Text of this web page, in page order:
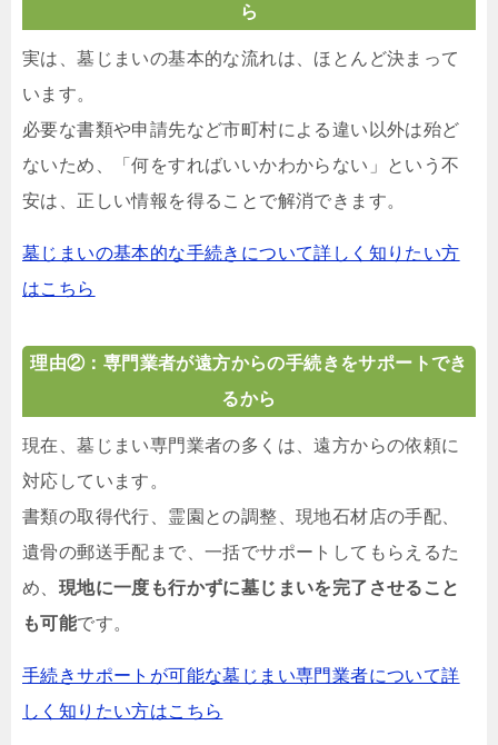
ら
実は、墓じまいの基本的な流れは、ほとんど決まって
います。
必要な書類や申請先など市町村による違い以外は殆ど
ないため、「何をすればいいかわからない」という不
安は、正しい情報を得ることで解消できます。
墓じまいの基本的な手続きについて詳しく知りたい方
はこちら
理由②：専門業者が遠方からの手続きをサポートでき
るから
現在、墓じまい専門業者の多くは、遠方からの依頼に
対応しています。
書類の取得代行、霊園との調整、現地石材店の手配、
遺骨の郵送手配まで、一括でサポートしてもらえるた
め、 現地に一度も行かずに墓じまいを完了させること
も可能です。
手続きサポートが可能な墓じまい専門業者について詳
しく知りたい方はこちら